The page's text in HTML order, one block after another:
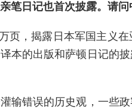
笔日记也首次披露。请问
页，揭露日本军国主义在
本的出版和萨顿日记的
输错误的历史观，一些